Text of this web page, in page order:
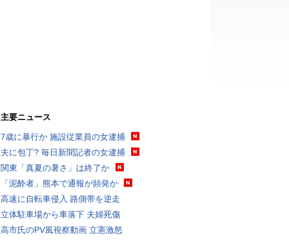
主要ニュース
7歳に暴行か 施設従業員の女逮捕
夫に包丁? 毎日新聞記者の女逮捕
関東「真夏の暑さ」は終了か
「泥酔者」熊本で通報が頻発か
高速に自転車侵入 路側帯を逆走
立体駐車場から車落下 夫婦死傷
高市氏のPV風視察動画 立憲激怒